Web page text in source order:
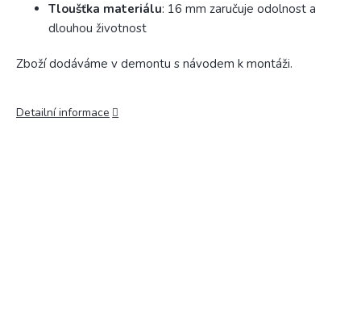
Tloušťka materiálu: 16 mm zaručuje odolnost a
dlouhou životnost
Zboží dodáváme v demontu s návodem k montáži.
Detailní informace